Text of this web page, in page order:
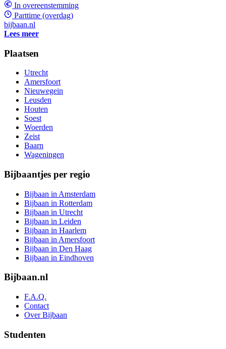
In overeenstemming
Parttime (overdag)
bijbaan.nl
Lees meer
Plaatsen
Utrecht
Amersfoort
Nieuwegein
Leusden
Houten
Soest
Woerden
Zeist
Baarn
Wageningen
Bijbaantjes per regio
Bijbaan in Amsterdam
Bijbaan in Rotterdam
Bijbaan in Utrecht
Bijbaan in Leiden
Bijbaan in Haarlem
Bijbaan in Amersfoort
Bijbaan in Den Haag
Bijbaan in Eindhoven
Bijbaan.nl
F.A.Q.
Contact
Over Bijbaan
Studenten